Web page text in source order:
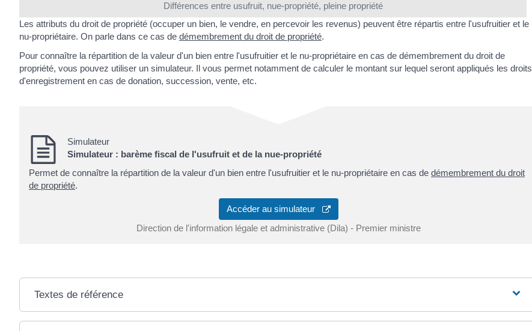
Différences entre usufruit, nue-propriété, pleine propriété
Les attributs du droit de propriété (occuper un bien, le vendre, en percevoir les revenus) peuvent être répartis entre l'usufruitier et le
nu-propriétaire. On parle dans ce cas de démembrement du droit de propriété.
Pour connaître la répartition de la valeur d'un bien entre l'usufruitier et le nu-propriétaire en cas de démembrement du droit de
propriété, vous pouvez utiliser un simulateur. Il vous permet notamment de calculer le montant sur lequel seront appliqués les droits
d'enregistrement en cas de donation, succession, vente, etc.
Simulateur
Simulateur : barème fiscal de l'usufruit et de la nue-propriété
Permet de connaître la répartition de la valeur d'un bien entre l'usufruitier et le nu-propriétaire en cas de démembrement du droit
de propriété.
Accéder au simulateur
Direction de l'information légale et administrative (Dila) - Premier ministre
Textes de référence